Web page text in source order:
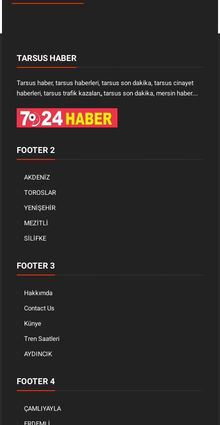
TARSUS HABER
Tarsus haber, tarsus haberleri, tarsus son dakika, tarsus cinayet
haberleri, tarsus trafik kazaları„ tarsus son dakika, mersin haber....
FOOTER 2
AKDENİZ
TOROSLAR
YENİŞEHİR
MEZİTLİ
SİLİFKE
FOOTER 3
Hakkımda
Contact Us
Künye
Tren Saatleri
AYDINCIK
FOOTER 4
ÇAMLIYAYLA